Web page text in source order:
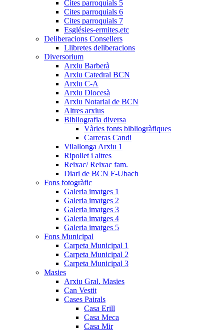
Cites parroquials 5
Cites parroquials 6
Cites parroquials 7
Esglésies-ermites,etc
Deliberacions Consellers
Llibretes deliberacions
Diversorium
Arxiu Barberà
Arxiu Catedral BCN
Arxiu C-A
Arxiu Diocesà
Arxiu Notarial de BCN
Altres arxius
Bibliografia diversa
Vàries fonts bibliogràfiques
Carreras Candi
Vilallonga Arxiu 1
Ripollet i altres
Reixac/ Reixac fam.
Diari de BCN F-Ubach
Fons fotogràfic
Galeria imatges 1
Galeria imatges 2
Galeria imatges 3
Galeria imatges 4
Galeria imatges 5
Fons Municipal
Carpeta Municipal 1
Carpeta Municipal 2
Carpeta Municipal 3
Masies
Arxiu Gral. Masies
Can Vestit
Cases Pairals
Casa Erill
Casa Meca
Casa Mir